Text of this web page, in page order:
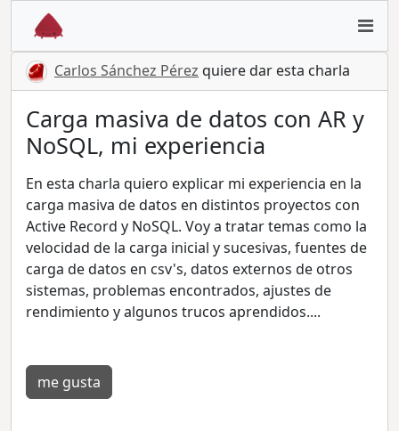
Carlos Sánchez Pérez quiere dar esta charla
Carga masiva de datos con AR y
NoSQL, mi experiencia
En esta charla quiero explicar mi experiencia en la
carga masiva de datos en distintos proyectos con
Active Record y NoSQL. Voy a tratar temas como la
velocidad de la carga inicial y sucesivas, fuentes de
carga de datos en csv's, datos externos de otros
sistemas, problemas encontrados, ajustes de
rendimiento y algunos trucos aprendidos....
me gusta